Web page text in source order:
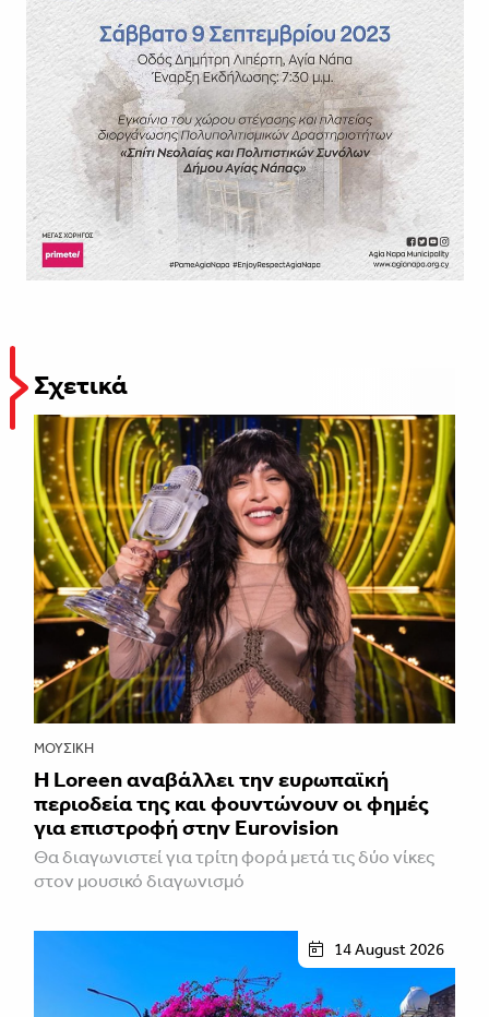
Σχετικά
ΜΟΥΣΙΚΉ
Η Loreen αναβάλλει την ευρωπαϊκή
περιοδεία της και φουντώνουν οι φημές
για επιστροφή στην Eurovision
Θα διαγωνιστεί για τρίτη φορά μετά τις δύο νίκες
στον μουσικό διαγωνισμό
14 August 2026